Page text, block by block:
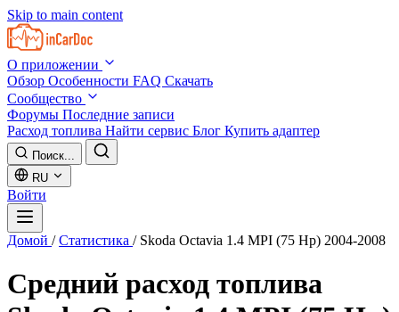
Skip to main content
О приложении
Обзор Особенности FAQ Скачать
Сообщество
Форумы Последние записи
Расход топлива Найти сервис Блог Купить адаптер
Поиск...
RU
Войти
Домой / Статистика / Skoda Octavia 1.4 MPI (75 Hp) 2004-2008
Средний расход топлива